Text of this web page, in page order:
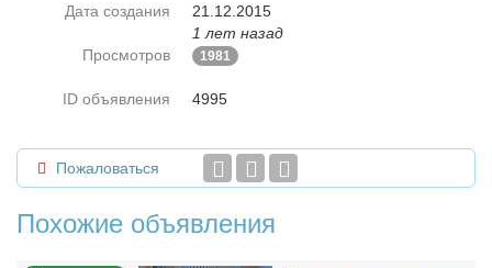
Дата создания
21.12.2015
1 лет назад
Просмотров
1981
ID объявления 4995
Пожаловаться
Похожие объявления